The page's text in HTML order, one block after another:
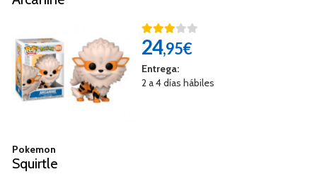
24,95€
Entrega:
2 a 4 días hábiles
Pokemon
Squirtle